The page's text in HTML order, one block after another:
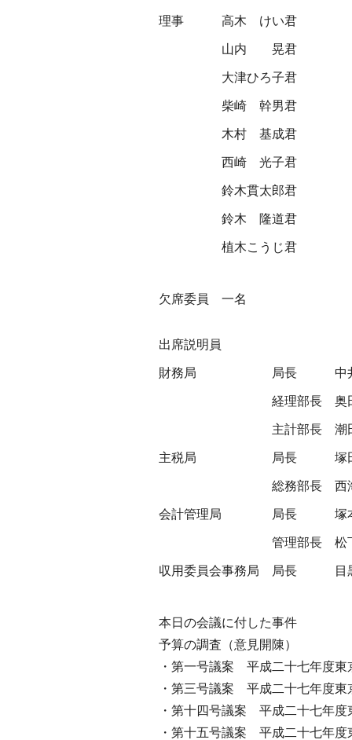
理事 高木 けい君
山内 晃君
大津ひろ子君
柴崎 幹男君
木村 基成君
西崎 光子君
鈴木貫太郎君
鈴木 隆道君
植木こうじ君
欠席委員 一名
出席説明員
財務局 局長 中
経理部長 奥
主計部長
主税局 局長 塚
総務部長 西
会計管理局 局長 塚
管理部長 松
収用委員会事務局 局長
本日の会議に付した事件
予算の調査（意見開陳）
・第一号議案 平成二十七年度東
・第三号議案 平成二十七年度東
・第十四号議案 平成二十七年度
・第十五号議案 平成二十七年度